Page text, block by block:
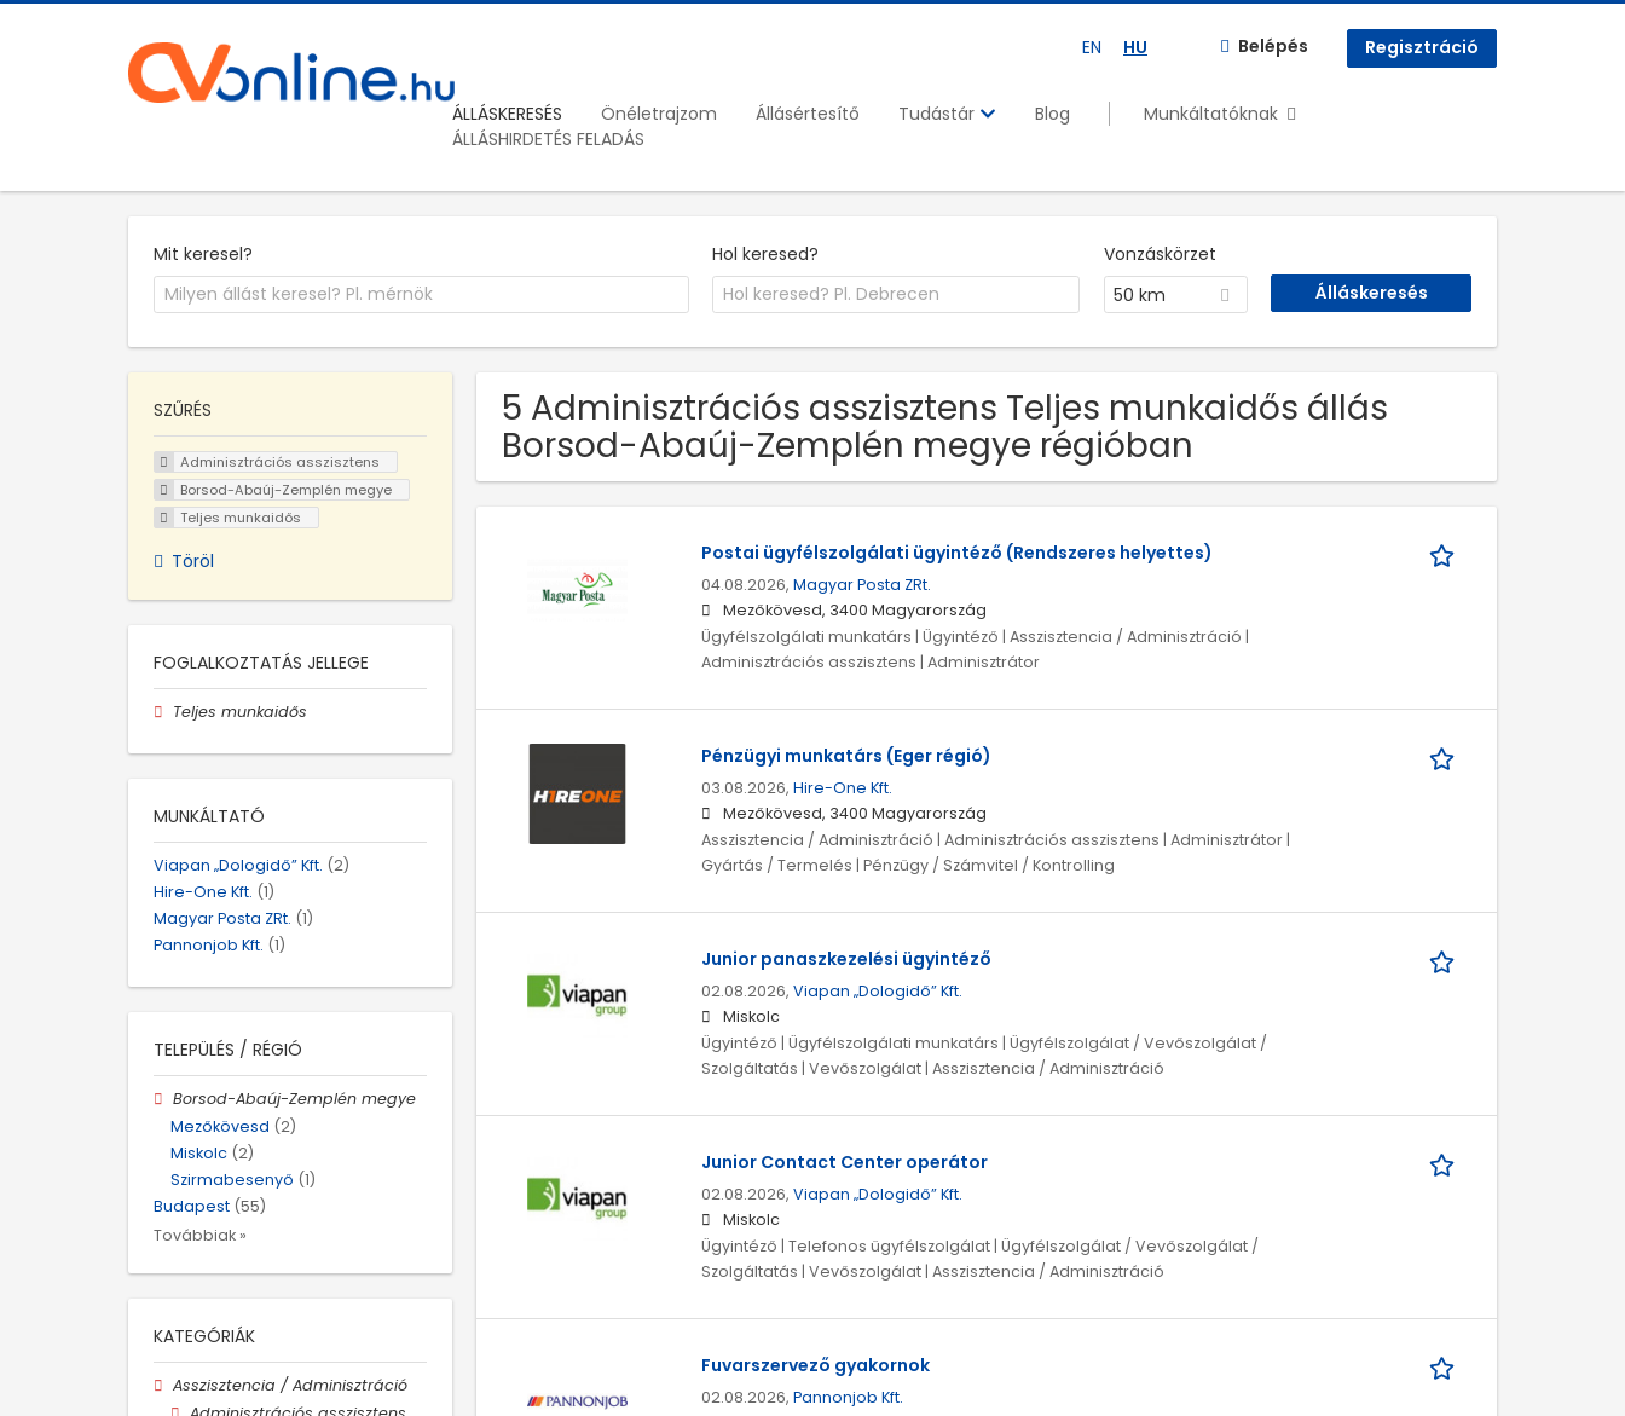
EN HU Belépés Regisztráció
ÁLLÁSKERESÉS Önéletrajzom Állásértesítő Tudástár Blog
Munkáltatóknak
ÁLLÁSHIRDETÉS FELADÁS
Mit keresel? Hol keresed?
Vonzáskörzet
50 km
5 Adminisztrációs asszisztens Teljes munkaidős állás
Borsod-Abaúj-Zemplén megye régióban
Postai ügyfélszolgálati ügyintéző (Rendszeres helyettes)
04.08.2026, Magyar Posta ZRt.
Mezőkövesd, 3400 Magyarország
Ügyfélszolgálati munkatárs | Ügyintéző | Asszisztencia / Adminisztráció |
Adminisztrációs asszisztens | Adminisztrátor
Pénzügyi munkatárs (Eger régió)
03.08.2026, Hire-One Kft.
Mezőkövesd, 3400 Magyarország
Asszisztencia / Adminisztráció | Adminisztrációs asszisztens | Adminisztrátor |
Gyártás / Termelés | Pénzügy / Számvitel / Kontrolling
Junior panaszkezelési ügyintéző
02.08.2026, Viapan „Dologidő” Kft.
Miskolc
Ügyintéző | Ügyfélszolgálati munkatárs | Ügyfélszolgálat / Vevőszolgálat /
Szolgáltatás | Vevőszolgálat | Asszisztencia / Adminisztráció
Junior Contact Center operátor
02.08.2026, Viapan „Dologidő” Kft.
Miskolc
Ügyintéző | Telefonos ügyfélszolgálat | Ügyfélszolgálat / Vevőszolgálat /
Szolgáltatás | Vevőszolgálat | Asszisztencia / Adminisztráció
Fuvarszervező gyakornok
02.08.2026, Pannonjob Kft.
SZŰRÉS
Adminisztrációs asszisztens
Borsod-Abaúj-Zemplén megye
Teljes munkaidős
Töröl
FOGLALKOZTATÁS JELLEGE
Teljes munkaidős
MUNKÁLTATÓ
Viapan „Dologidő” Kft. (2)
Hire-One Kft. (1)
Magyar Posta ZRt. (1)
Pannonjob Kft. (1)
TELEPÜLÉS / RÉGIÓ
Borsod-Abaúj-Zemplén megye
Mezőkövesd (2)
Miskolc (2)
Szirmabesenyő (1)
Budapest (55)
Továbbiak »
KATEGÓRIÁK
Asszisztencia / Adminisztráció